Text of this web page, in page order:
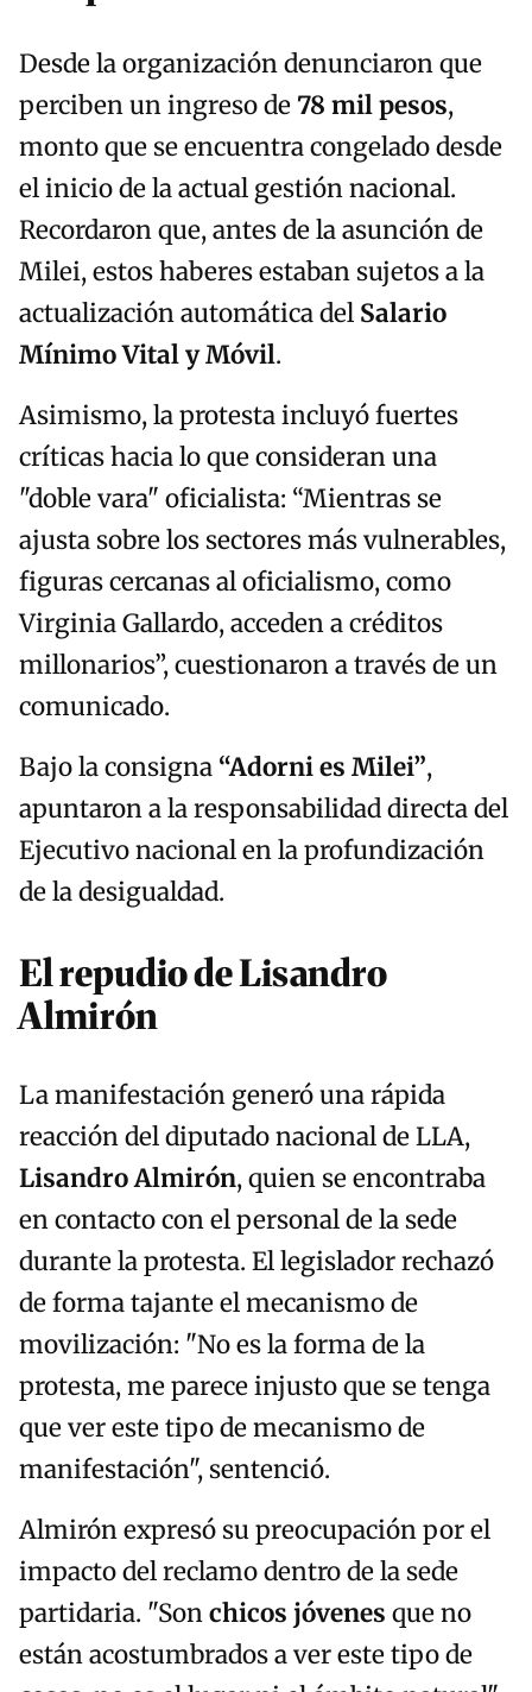
Desde la organización denunciaron que
perciben un ingreso de 78 mil pesos,
monto que se encuentra congelado desde
el inicio de la actual gestión nacional.
Recordaron que, antes de la asunción de
Milei, estos haberes estaban sujetos a la
actualización automática del Salario
Mínimo Vital y Móvil.
Asimismo, la protesta incluyó fuertes
críticas hacia lo que consideran una
"doble vara" oficialista: “Mientras se
ajusta sobre los sectores más vulnerables,
figuras cercanas al oficialismo, como
Virginia Gallardo, acceden a créditos
millonarios”, cuestionaron a través de un
comunicado.
Bajo la consigna “Adorni es Milei”,
apuntaron a la responsabilidad directa del
Ejecutivo nacional en la profundización
de la desigualdad.
El repudio de Lisandro
Almirón
La manifestación generó una rápida
reacción del diputado nacional de LLA,
Lisandro Almirón, quien se encontraba
en contacto con el personal de la sede
durante la protesta. El legislador rechazó
de forma tajante el mecanismo de
movilización: "No es la forma de la
protesta, me parece injusto que se tenga
que ver este tipo de mecanismo de
manifestación", sentenció.
Almirón expresó su preocupación por el
impacto del reclamo dentro de la sede
partidaria. "Sonchicos jóvenes que no
están acostumbrados a ver este tipo de